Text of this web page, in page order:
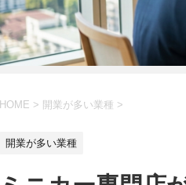
HOME > 開業が多い業種 >
開業が多い業種